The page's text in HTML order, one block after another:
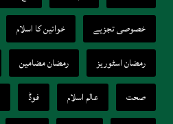
خصوصی تجزیے
خواتین کا اسلام
رمضان اسٹوریز
رمضان مضامین
صحت
عالم اسلام فوڈ